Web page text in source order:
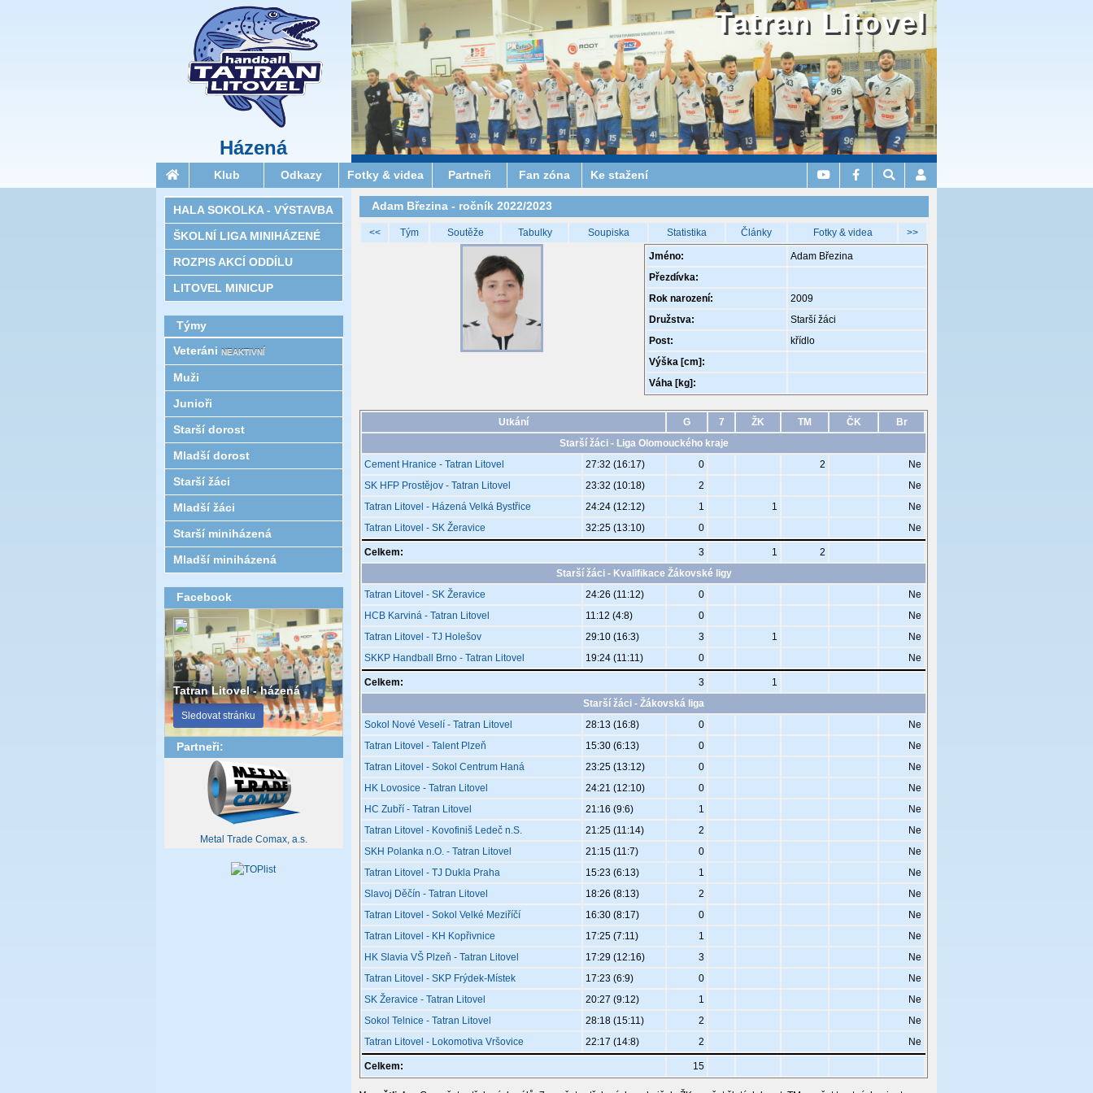
Házená
Tatran Litovel
Klub Odkazy Fotky & videa Partneři Fan zóna Ke stažení
Adam Březina - ročník 2022/2023
<< Tým Soutěže Tabulky Soupiska Statistika Články Fotky & videa >>
Jméno:
Adam Březina
Přezdívka:
Rok narození:
2009
Družstva:
Starší žáci
Post:
křídlo
Výška [cm]:
Váha [kg]:
Utkání G 7 ŽK TM ČK
Br
Starší žáci - Liga Olomouckého kraje
Cement Hranice - Tatran Litovel
27:32 (16:17) 0 2
Ne
SK HFP Prostějov - Tatran Litovel
23:32 (10:18) 2
Ne
Tatran Litovel - Házená Velká Bystřice
24:24 (12:12) 1 1
Ne
Tatran Litovel - SK Žeravice
32:25 (13:10) 0 Ne
Celkem: 3 1
2
Starší žáci - Kvalifikace Žákovské ligy
Tatran Litovel - SK Žeravice
24:26 (11:12) 0
Ne
HCB Karviná - Tatran Litovel
11:12 (4:8) 0
Ne
Tatran Litovel - TJ Holešov
29:10 (16:3) 3 1
Ne
SKKP Handball Brno - Tatran Litovel
19:24 (11:11) 0 Ne
Celkem: 3
1
Starší žáci - Žákovská liga
Sokol Nové Veselí - Tatran Litovel
28:13 (16:8) 0
Ne
Tatran Litovel - Talent Plzeň
15:30 (6:13) 0
Ne
Tatran Litovel - Sokol Centrum Haná
23:25 (13:12) 0
Ne
HK Lovosice - Tatran Litovel
24:21 (12:10) 0
Ne
HC Zubří - Tatran Litovel
21:16 (9:6) 1
Ne
Tatran Litovel - Kovofiniš Ledeč n.S.
21:25 (11:14) 2
Ne
SKH Polanka n.O. - Tatran Litovel
21:15 (11:7) 0
Ne
Tatran Litovel - TJ Dukla Praha
15:23 (6:13) 1
Ne
Slavoj Děčín - Tatran Litovel
18:26 (8:13) 2
Ne
Tatran Litovel - Sokol Velké Meziříčí
16:30 (8:17) 0
Ne
Tatran Litovel - KH Kopřivnice
17:25 (7:11) 1
Ne
HK Slavia VŠ Plzeň - Tatran Litovel
17:29 (12:16) 3
Ne
Tatran Litovel - SKP Frýdek-Místek
17:23 (6:9) 0
Ne
SK Žeravice - Tatran Litovel
20:27 (9:12) 1
Ne
Sokol Telnice - Tatran Litovel
28:18 (15:11) 2
Ne
Tatran Litovel - Lokomotiva Vršovice
22:17 (14:8) 2 Ne
Celkem: 15
HALA SOKOLKA - VÝSTAVBA
ŠKOLNÍ LIGA MINIHÁZENÉ
ROZPIS AKCÍ ODDÍLU
LITOVEL MINICUP
Týmy
Veteráni NEAKTIVNÍ
Muži
Junioři
Starší dorost
Mladší dorost
Starší žáci
Mladší žáci
Starší miniházená
Mladší miniházená
Facebook
Tatran Litovel - házená
Sledovat stránku
Partneři:
Metal Trade Comax, a.s.